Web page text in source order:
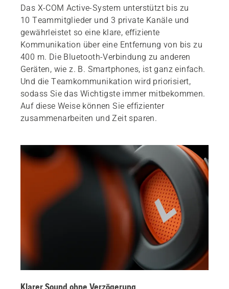
Das X-COM Active-System unterstützt bis zu
10 Teammitglieder und 3 private Kanäle und
gewährleistet so eine klare, effiziente
Kommunikation über eine Entfernung von bis zu
400 m. Die Bluetooth-Verbindung zu anderen
Geräten, wie z. B. Smartphones, ist ganz einfach.
Und die Teamkommunikation wird priorisiert,
sodass Sie das Wichtigste immer mitbekommen.
Auf diese Weise können Sie effizienter
zusammenarbeiten und Zeit sparen.
Klarer Sound ohne Verzögerung